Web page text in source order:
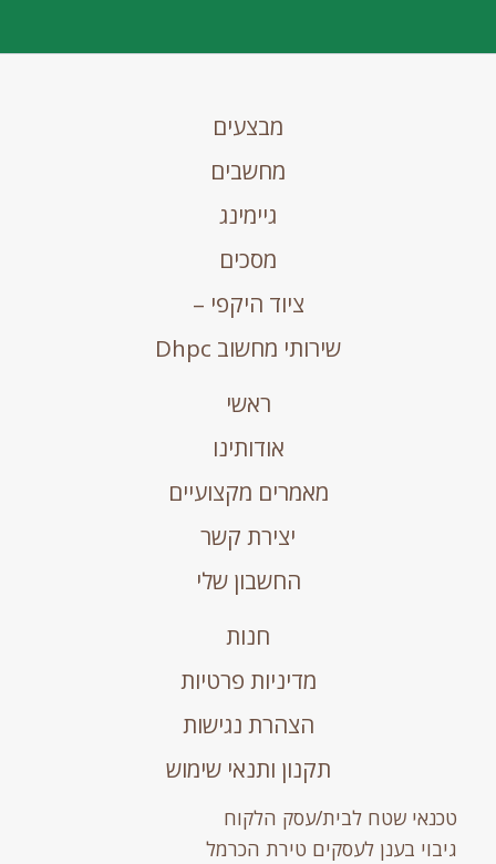
מבצעים
מחשבים
גיימינג
מסכים
ציוד היקפי –
שירותי מחשוב Dhpc
ראשי
אודותינו
מאמרים מקצועיים
יצירת קשר
החשבון שלי
חנות
מדיניות פרטיות
הצהרת נגישות
תקנון ותנאי שימוש
טכנאי שטח לבית/עסק הלקוח
גיבוי בענן לעסקים טירת הכרמל